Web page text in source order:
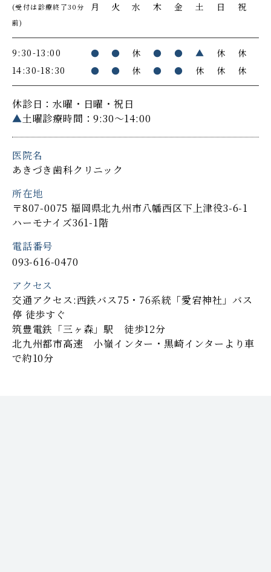
(受付は診療終了30分
前)
月 火 水 木 金 土 日 祝
9:30-13:00 ● ● 休 ● ● ▲ 休
休
14:30-18:30
● ● 休 ● ● 休 休 休
休診日：水曜・日曜・祝日
▲土曜診療時間：9:30～14:00
医院名
あきづき歯科クリニック
所在地
〒807-0075 福岡県北九州市八幡西区下上津役3-6-1
ハーモナイズ361-1階
電話番号
093-616-0470
アクセス
交通アクセス:西鉄バス75・76系統「愛宕神社」バス
停 徒歩すぐ
筑豊電鉄「三ヶ森」駅 徒歩12分
北九州都市高速 小嶺インター・黒崎インターより車
で約10分